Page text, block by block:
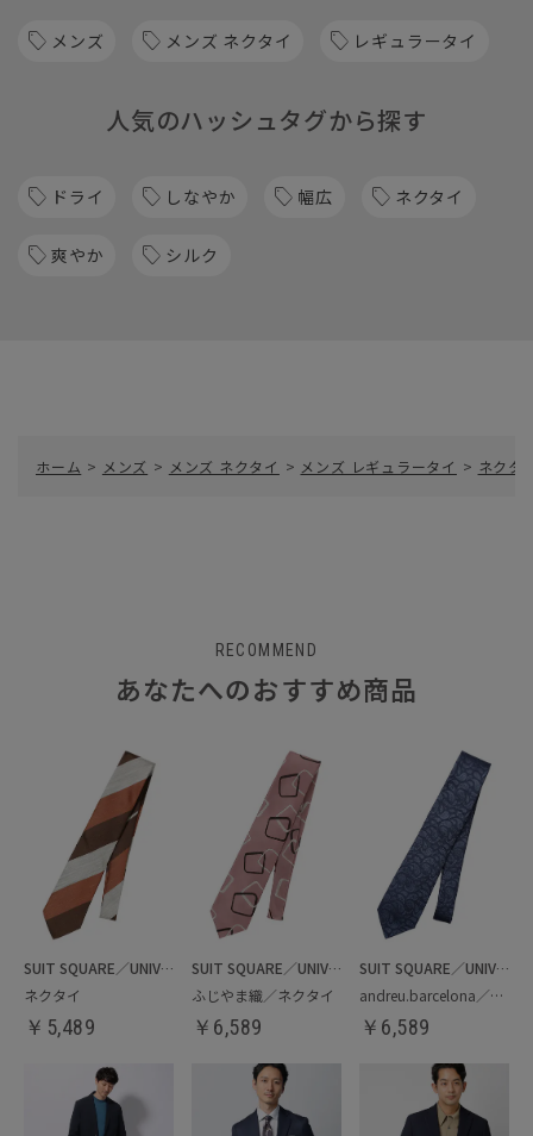
メンズ メンズ ネクタイ レギュラータイ
人気のハッシュタグから探す
ドライ しなやか 幅広 ネクタイ
爽やか シルク
ホーム > メンズ > メンズ ネクタイ > メンズ レギュラータイ > ネクタ
RECOMMEND
あなたへのおすすめ商品
SUIT SQUARE／UNIVERSAL LANGUAGE
ネクタイ
￥ 5,489
SUIT SQUARE／UNIVERSAL LANGUAGE
ふじやま織／ネクタイ
￥ 6,589
SUIT SQUARE／UNIVERSAL LANGUAGE
andreu.barcelona／ネクタイ
￥ 6,589